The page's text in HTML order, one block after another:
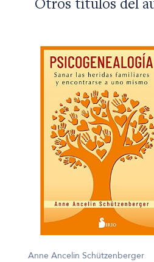
Otros títulos del
Anne Ancelin Schützenberger